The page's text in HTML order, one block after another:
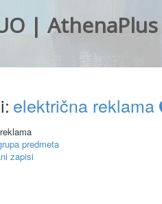
| AthenaPlus
električna reklama
predmeta
zapisi